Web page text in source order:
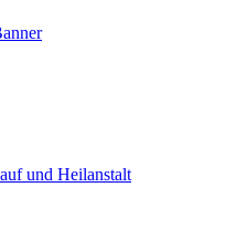
und Heilanstalt